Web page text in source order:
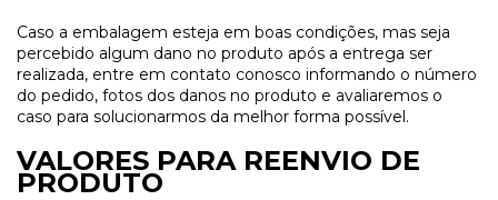
Caso a embalagem esteja em boas condições, mas seja
percebido algum dano no produto após a entrega ser
realizada, entre em contato conosco informando o número
do pedido, fotos dos danos no produto e avaliaremos o
caso para solucionarmos da melhor forma possível.
VALORES PARA REENVIO DE
PRODUTO